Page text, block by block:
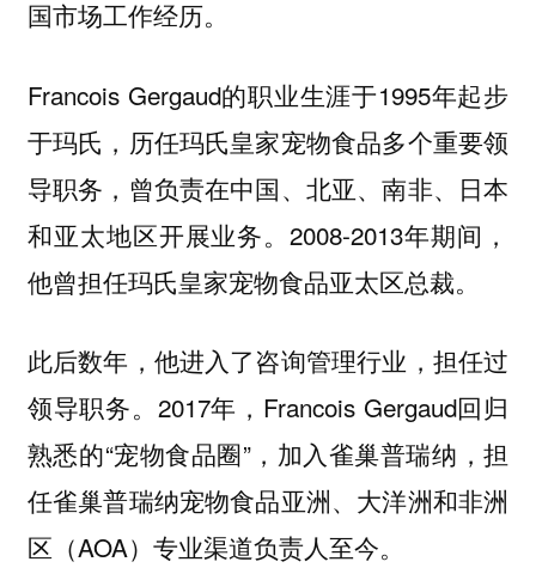
国市场工作经历。
Francois Gergaud的职业生涯于1995年起步
于玛氏，历任玛氏皇家宠物食品多个重要领
导职务，曾负责在中国、北亚、南非、日本
和亚太地区开展业务。2008-2013年期间，
他曾担任玛氏皇家宠物食品亚太区总裁。
此后数年，他进入了咨询管理行业，担任过
领导职务。2017年，Francois Gergaud回归
熟悉的“宠物食品圈”，加入雀巢普瑞纳，担
任雀巢普瑞纳宠物食品亚洲、大洋洲和非洲
区（AOA）专业渠道负责人至今。